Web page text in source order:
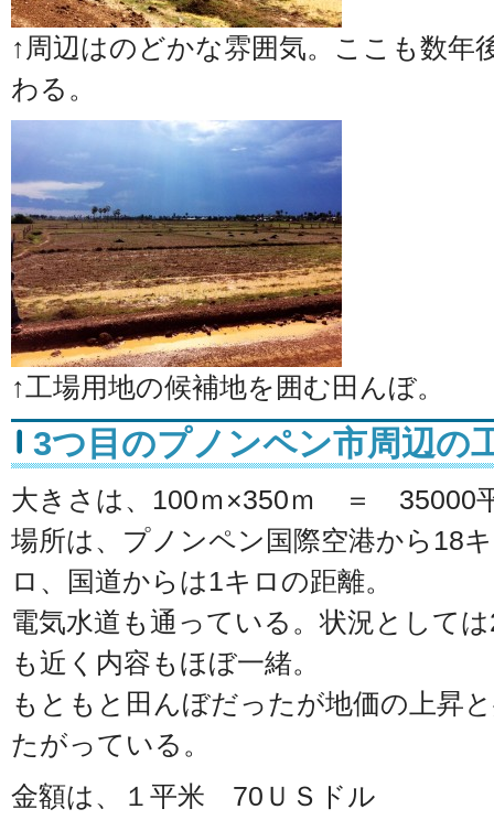
↑周辺はのどかな雰囲気。ここも数年
わる。
↑工場用地の候補地を囲む田んぼ。
3つ目のプノンペン市周辺の
大きさは、100ｍ×350ｍ ＝ 35000
場所は、プノンペン国際空港から18
ロ、国道からは1キロの距離。
電気水道も通っている。状況として
も近く内容もほぼ一緒。
もともと田んぼだったが地価の上昇
たがっている。
金額は、１平米 70ＵＳドル